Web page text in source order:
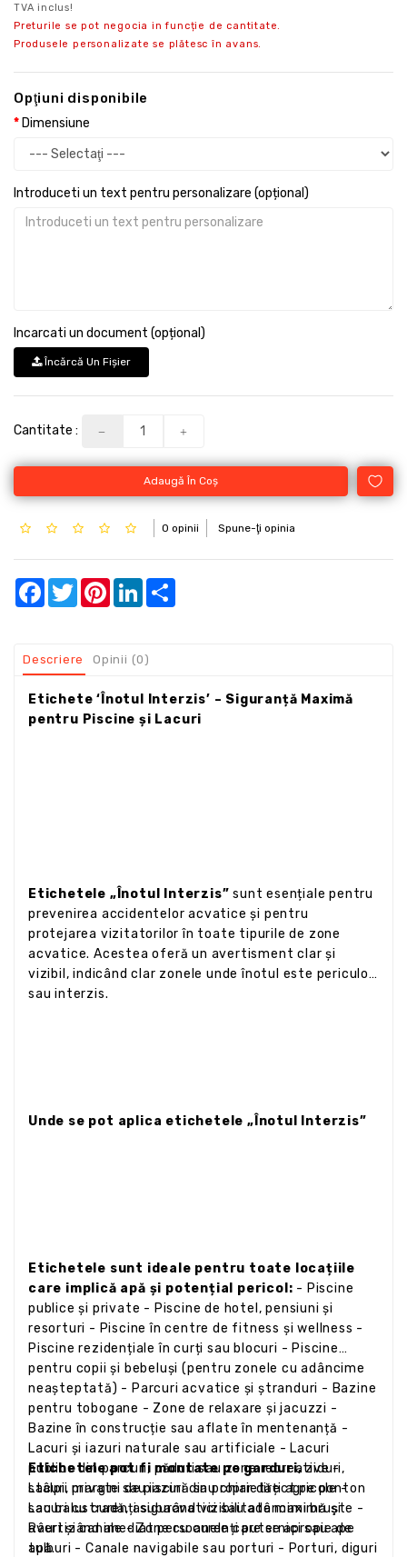
TVA inclus!
Preturile se pot negocia in funcție de cantitate.
Produsele personalizate se plătesc în avans.
Opţiuni disponibile
Dimensiune
Introduceti un text pentru personalizare (opțional)
Incarcati un document (opțional)
Încărcă Un Fişier
Cantitate :
Adaugă În Coş
0 opinii Spune-ţi opinia
Facebook
TwitterPinterestLinkedIn
Descriere Opinii (0)
Etichete ‘Înotul Interzis’ – Siguranță Maximă
pentru Piscine și Lacuri
Etichetele „Înotul Interzis”sunt esențiale pentru
prevenirea accidentelor acvatice și pentru
protejarea vizitatorilor în toate tipurile de zone
acvatice. Acestea oferă un avertisment clar și
vizibil, indicând clar zonele unde înotul este periculos
sau interzis.
Unde se pot aplica etichetele „Înotul Interzis”
Etichetele sunt ideale pentru toate locațiile
care implică apă și potențial pericol: - Piscine
publice și private - Piscine de hotel, pensiuni și
resorturi - Piscine în centre de fitness și wellness -
Piscine rezidențiale în curți sau blocuri - Piscine
pentru copii și bebeluși (pentru zonele cu adâncime
neașteptată) - Parcuri acvatice și ștranduri - Bazine
pentru tobogane - Zone de relaxare și jacuzzi -
Bazine în construcție sau aflate în mentenanță -
Lacuri și iazuri naturale sau artificiale - Lacuri
publice din parcuri, păduri sau zone recreative -
Lacuri private sau iazuri din proprietăți agricole -
Lacuri cu curenți subacvatici sau adâncimi bruște -
Râuri și canale - Zone cu curenți puternici sau ape
tulburi - Canale navigabile sau porturi - Porturi, diguri
Etichetele pot fi montate pe garduri,ziduri,
stâlpi, margini de piscină sau chiar direct pe ponton
sau balustradă, asigurând vizibilitate maximă și
avertizând imediat persoanele care se apropie de
apă.